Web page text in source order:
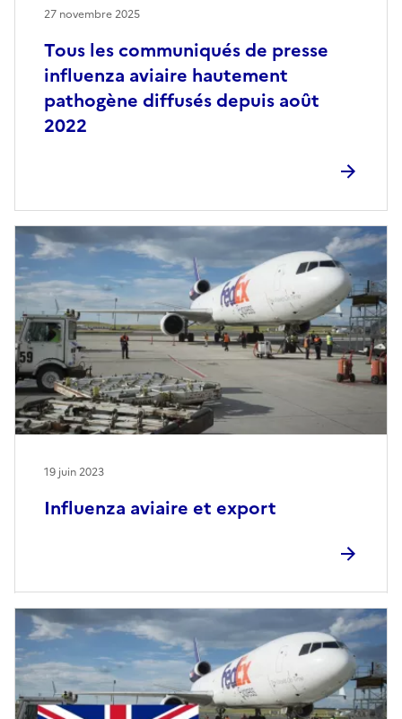
Tous les communiqués de presse
influenza aviaire hautement
pathogène diffusés depuis août
2022
27 novembre 2025
Influenza aviaire et export
19 juin 2023